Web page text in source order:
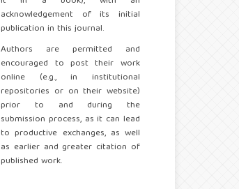
acknowledgement of its initial
publication in this journal.
Authors are permitted and
encouraged to post their work
online (e.g., in institutional
repositories or on their website)
prior to and during the
submission process, as it can lead
to productive exchanges, as well
as earlier and greater citation of
published work.